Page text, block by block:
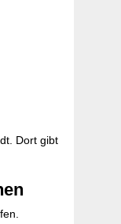
Dort gibt